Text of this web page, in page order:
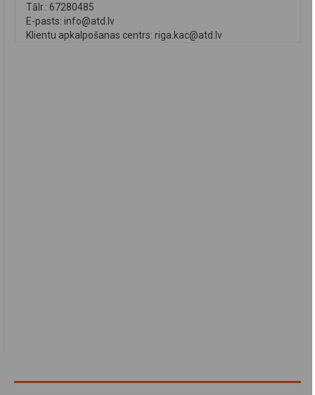
Tālr.: 67280485
E-pasts: info@atd.lv
Klientu apkalpošanas centrs: riga.kac@atd.lv